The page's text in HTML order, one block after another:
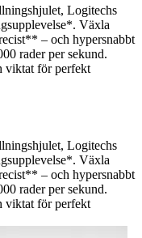
Logitechs
Växla
– och hypersnabbt
rader per sekund.
viktat för perfekt
Logitechs
Växla
– och hypersnabbt
rader per sekund.
viktat för perfekt